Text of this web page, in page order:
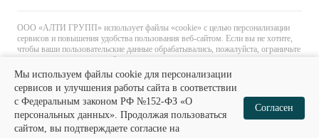
ООО «АЛТИ ГРУПП» использует файлы «cookie» с целью персонализации
сервисов и повышения удобства пользования веб-сайтом. Если вы не хотите,
чтобы ваши пользовательские данные обрабатывались, пожалуйста, ограничьте
их использование в своём браузере.
Мы используем файлы cookie для персонализации
сервисов и улучшения работы сайта в соответствии
с Федеральным законом РФ №152-ФЗ «О
персональных данных». Продолжая пользоваться
сайтом, вы подтверждаете согласие на
Согласен
Главная Каталог